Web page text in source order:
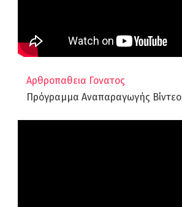
Αρθροπαθεια Γονατος
Πρόγραμμα Αναπαραγωγής Βίντεο